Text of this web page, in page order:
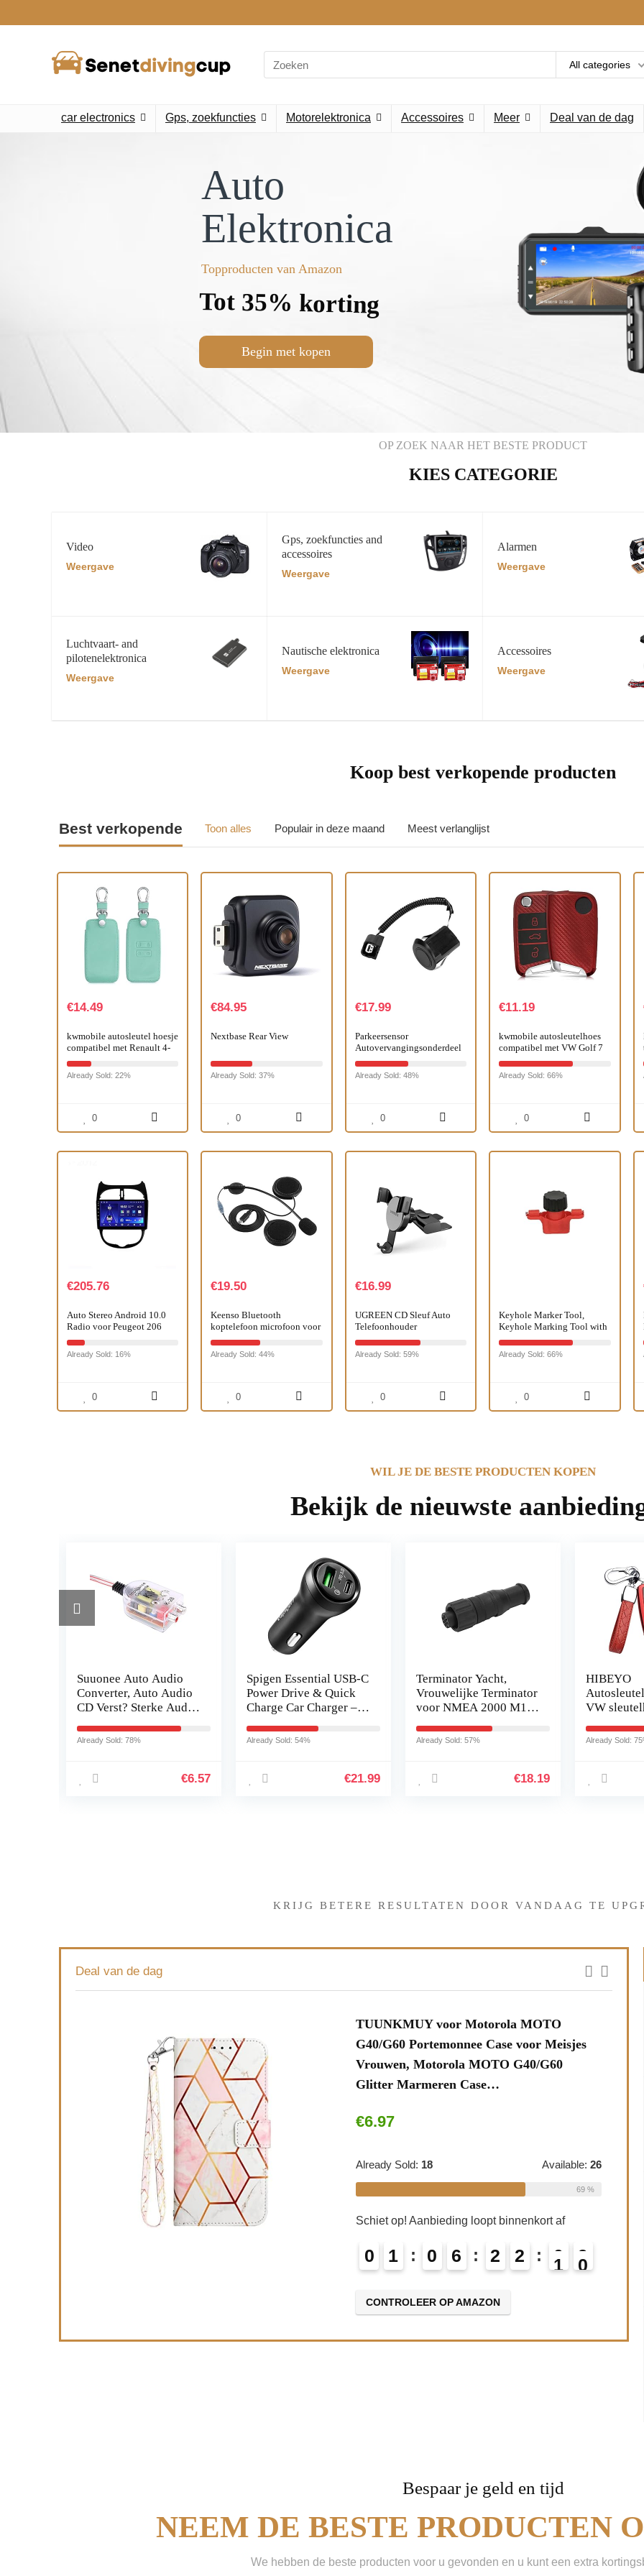
All categories
car electronics Gps, zoekfuncties Motorelektronica Accessoires Meer Deal van de dag
Auto
Elektronica
Begin met kopen
Topproducten van Amazon
Tot 35% korting
OP ZOEK NAAR HET BESTE PRODUCT
KIES CATEGORIE
Video
Weergave
Luchtvaart- and
pilotenelektronica
Weergave
Gps, zoekfuncties and
accessoires
Weergave
Nautische elektronica
Weergave
Alarmen
Weergave
Accessoires
Weergave
Koop best verkopende producten
Best verkopende Toon alles Populair in deze maand Meest verlanglijst
€14.49
kwmobile autosleutel hoesje
compatibel met Renault 4-
knops Smartkey autosleutel
(alleen Keyless Go) –
Autosleutel…
Already Sold: 22%
0
€84.95
Nextbase Rear View
Already Sold: 37%
0
€17.99
Parkeersensor
Autovervangingsonderdeel
39693-SWW-G01
Compatibel met CR-V
2007-2012
Already Sold: 48%
0
€11.19
kwmobile autosleutelhoes
compatibel met VW Golf 7
MK7 3-knops autosleutel –
TPU beschermhoes –
Carbon – rood
Already Sold: 66%
0
€205.76
Auto Stereo Android 10.0
Radio voor Peugeot 206
2000-2016 GPS Navigatie 9
Inch Head Unit Touchscreen
MP5 Multimedia…
Already Sold: 16%
0
€19.50
Keenso Bluetooth
koptelefoon microfoon voor
V8 motorfiets
intercominstallatie
accessoires Elektronische
Already Sold: 44%
0
€16.99
UGREEN CD Sleuf Auto
Telefoonhouder
Zwaartekracht Auto Houder
Compatibel met iPhone 14
13 Pro Max 12 11 Galaxy
Already Sold: 59%
0
Keyhole Marker Tool,
Keyhole Marking Tool with
Spirit Level, Locating Tool
for Power Strips, Floating
Shelves, Parts Cabinets
Already Sold: 66%
0
WIL JE DE BESTE PRODUCTEN KOPEN
Bekijk de nieuwste
Suuonee Auto Audio
Converter, Auto Audio
CD Verst? Sterke Audio
naar Lage Frequentie
Already Sold: 78%
Spigen Essential USB-C
Power Drive & Quick
Charge Car Charger –
Already Sold: 54%
Terminator Yacht,
Vrouwelijke Terminator
voor NMEA 2000 M12
Waterdicht Universeel
Already Sold: 57%
HIBEYO
Autosleutelhoes
VW sleutelhoes
voor Golf Polo
Already Sold: 75%
KRIJG BETERE RESULTATEN DOOR VANDAAG TE
Deal van de dag
TUUNKMUY voor Motorola MOTO
G40/G60 Portemonnee Case voor Meisjes
Vrouwen, Motorola MOTO G40/G60
Glitter Marmeren Case…
18
Schiet op! Aanbieding loopt binnenkort af
0 6 2 2 0
8
9
CONTROLEER OP AMAZON
Bespaar je geld en tijd
NEEM DE BESTE PRODUCTEN
We hebben de beste producten voor u gevonden en u kunt een extra